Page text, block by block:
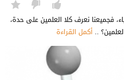
فجميعنا نعرف كلا العلمين على حدة،
.. أكمل القراءة